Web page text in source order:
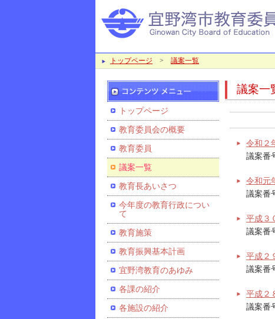
トップページ > 議案一覧
議案一
令和２
議案番
令和元
議案番
平成３
議案番
平成２
議案番
平成２
議案番
トップページ
教育委員会の概要
教育委員
議案一覧
教育長あいさつ
今年度の教育行政につい
て
教育施策
教育振興基本計画
宜野湾教育のあゆみ
各課の紹介
各施設の紹介